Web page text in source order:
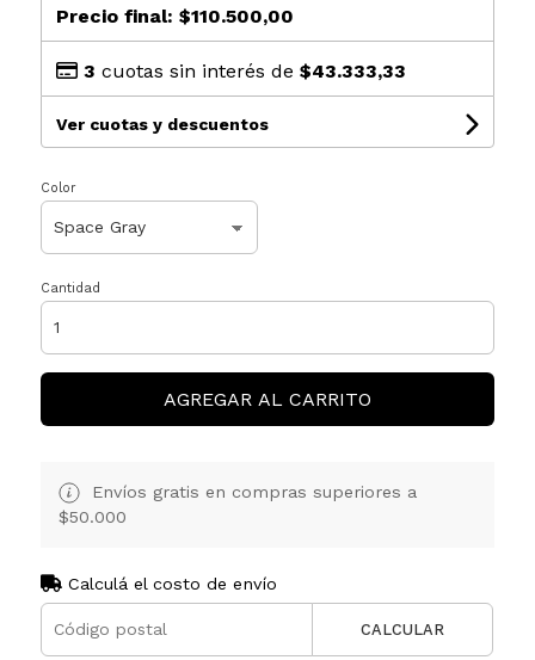
Precio final: $110.500,00
3 cuotas sin interés de $43.333,33
Ver cuotas y descuentos
Color
Cantidad
AGREGAR AL CARRITO
Envíos gratis en compras superiores a
$50.000
Calculá el costo de envío
CALCULAR